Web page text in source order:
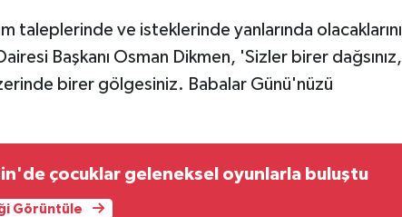
taleplerinde ve isteklerinde yanlarında olacaklarını
Başkanı Osman Dikmen, 'Sizler birer dağsınız,
üzerinde birer gölgesiniz. Babalar Günü'nüzü
çocuklar geleneksel oyunlarla buluştu
Görüntüle